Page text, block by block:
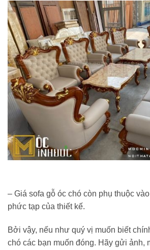
– Giá sofa gỗ óc chó còn phụ thuộc
phức tạp của thiết kế.
Bởi vậy, nếu như quý vị muốn biết
chó các bạn muốn đóng. Hãy gửi ảnh,